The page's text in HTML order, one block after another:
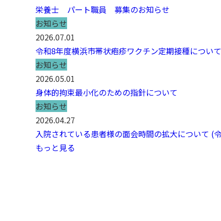
栄養士 パート職員 募集のお知らせ
お知らせ
2026.07.01
令和8年度横浜市帯状疱疹ワクチン定期接種について
お知らせ
2026.05.01
身体的拘束最小化のための指針について
お知らせ
2026.04.27
入院されている患者様の面会時間の拡大について (
もっと見る